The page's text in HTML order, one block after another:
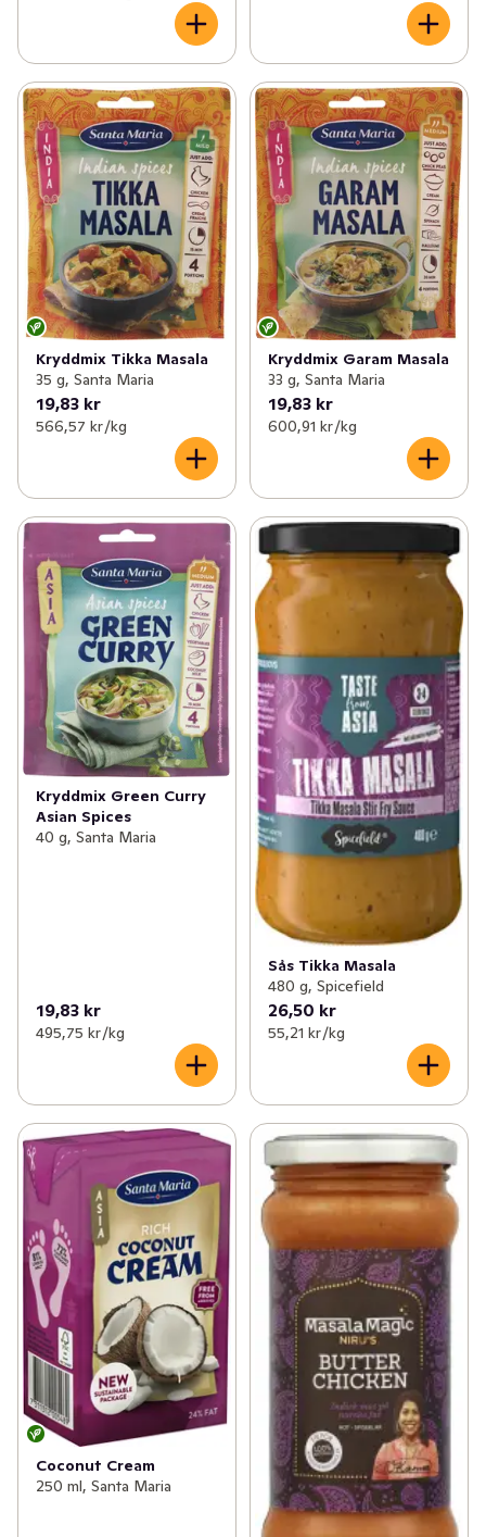
Kryddmix Tikka Masala
35 g, Santa Maria
19,83 kr
566,57 kr /kg
Kryddmix Garam Masala
33 g, Santa Maria
19,83 kr
600,91 kr /kg
Kryddmix Green Curry
Asian Spices
40 g, Santa Maria
19,83 kr
495,75 kr /kg
Sås Tikka Masala
480 g, Spicefield
26,50 kr
55,21 kr /kg
Coconut Cream
250 ml, Santa Maria